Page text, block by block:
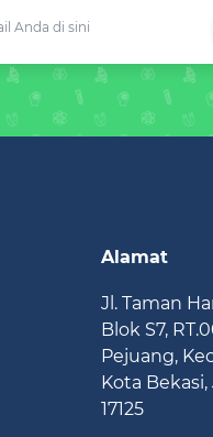
Alamat
Jl. Taman
Blok S7,
Pejuang,
Kota Bekasi,
17125